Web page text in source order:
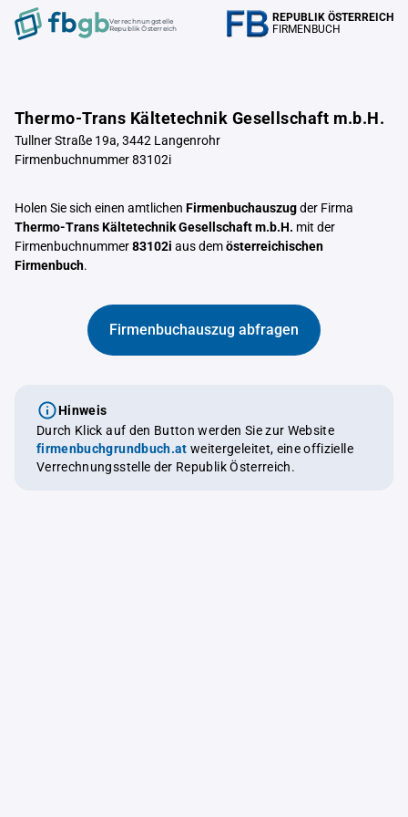
Verrechnungstelle
Republik Österreich
REPUBLIK ÖSTERREICH
FIRMENBUCH
Thermo-Trans Kältetechnik Gesellschaft m.b.H.
Tullner Straße 19a, 3442 Langenrohr
Firmenbuchnummer 83102i
Holen Sie sich einen amtlichen Firmenbuchauszugder Firma
Thermo-Trans Kältetechnik Gesellschaft m.b.H. mit der
Firmenbuchnummer83102i aus demösterreichischen
Firmenbuch.
Firmenbuchauszug abfragen
Hinweis
Durch Klick auf den Button werden Sie zur Website
firmenbuchgrundbuch.at weitergeleitet, eine offizielle
Verrechnungsstelle der Republik Österreich.